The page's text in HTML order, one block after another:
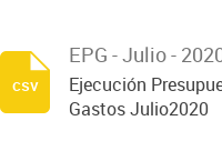
EPG - Julio -
Ejecución
Gastos Julio2020
csv